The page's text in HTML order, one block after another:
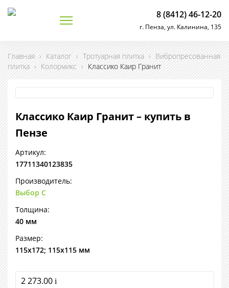
8 (8412) 46-12-20
г. Пенза, ул. Калинина, 135
Главная › Каталог › Тротуарная плитка › Вибропресованная
плитка › Колормикс › Классико Каир Гранит
Классико Каир Гранит – купить в
Пензе
Артикул:
17711340123835
Производитель:
Выбор С
Толщина:
40 мм
Размер:
115х172; 115х115 мм
2 273.00 i